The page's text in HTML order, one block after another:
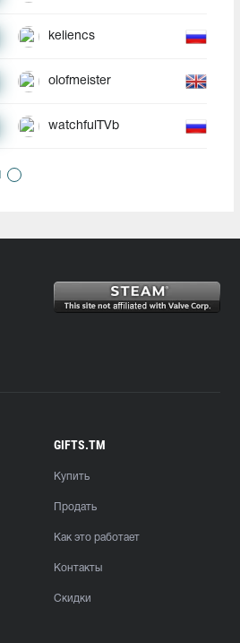
keliencs
olofmeister
watchfulTVb
GIFTS.TM
Купить
Продать
Как это работает
Контакты
Скидки